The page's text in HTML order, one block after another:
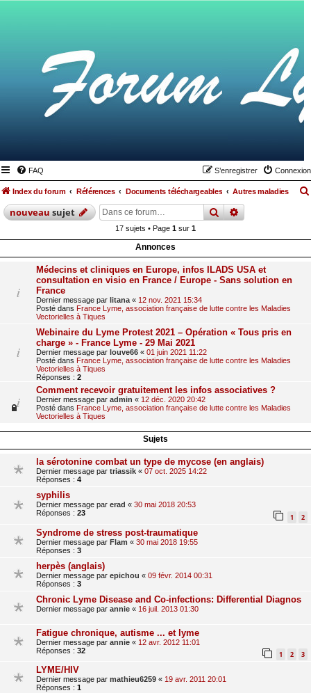
FAQ Connexion
S’enregistrer
Index du forum Références Documents téléchargeables Autres maladies
nouveausujet rechercher
recherche
17 sujets • Page 1 sur 1
Annonces
Médecins et cliniques en Europe, infos ILADS USA et
consultation en visio en France / Europe - Sans solution en
France
Dernier message par litana « 12 nov. 2021 15:34
Posté dans France Lyme, association française de lutte contre les Maladies
Vectorielles à Tiques
Webinaire du Lyme Protest 2021 – Opération « Tous pris en
charge » - France Lyme - 29 Mai 2021
Dernier message par louve66 « 01 juin 2021 11:22
Posté dans France Lyme, association française de lutte contre les Maladies
Vectorielles à Tiques
Réponses : 2
Comment recevoir gratuitement les infos associatives ?
Dernier message par admin « 12 déc. 2020 20:42
Posté dans France Lyme, association française de lutte contre les Maladies
Vectorielles à Tiques
Sujets
la sérotonine combat un type de mycose (en anglais)
Dernier message par triassik « 07 oct. 2025 14:22
Réponses : 4
syphilis
Dernier message par erad « 30 mai 2018 20:53
Réponses : 23 1 2
Syndrome de stress post-traumatique
Dernier message par Flam « 30 mai 2018 19:55
Réponses : 3
herpès (anglais)
Dernier message par epichou « 09 févr. 2014 00:31
Réponses : 3
Chronic Lyme Disease and Co-infections: Differential Diagnos
Dernier message par annie « 16 juil. 2013 01:30
Fatigue chronique, autisme ... et lyme
Dernier message par annie « 12 avr. 2012 11:01
Réponses : 32 1 2 3
LYME/HIV
Dernier message par mathieu6259 « 19 avr. 2011 20:01
Réponses : 1